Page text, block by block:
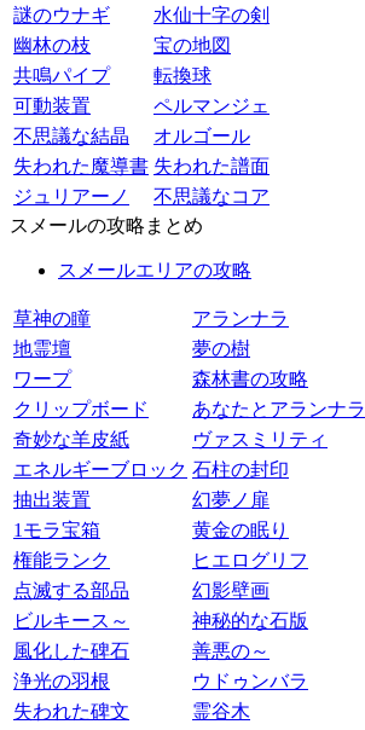
謎のウナギ
水仙十字の剣
幽林の枝
宝の地図
共鳴パイプ
転換球
可動装置
ペルマンジェ
不思議な結晶
オルゴール
失われた魔導書 失われた譜面
ジュリアーノ
不思議なコア
スメールの攻略まとめ
スメールエリアの攻略
草神の瞳
アランナラ
地霊壇
夢の樹
ワープ
森林書の攻略
クリップボード
あなたとアランナラ
奇妙な羊皮紙
ヴァスミリティ
エネルギーブロック 石柱の封印
抽出装置
幻夢ノ扉
1モラ宝箱
黄金の眠り
権能ランク
ヒエログリフ
点滅する部品
幻影壁画
ビルキース～
神秘的な石版
風化した碑石
善悪の～
浄光の羽根
ウドゥンバラ
失われた碑文
霊谷木